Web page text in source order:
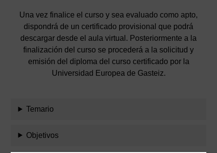
Una vez finalice el curso y sea evaluado como apto,
dispondrá de un certificado provisional que podrá
descargar desde el aula virtual. Posteriormente a la
finalización del curso se procederá a la solicitud y
emisión del diploma del curso certificado por la
Universidad Europea de Gasteiz.
Temario
Objetivos